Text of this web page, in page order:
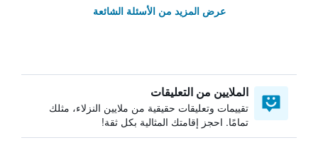
عرض المزيد من الأسئلة الشائعة
الملايين من التعليقات
تقييمات وتعليقات حقيقية من ملايين النزلاء، مثلك
تمامًا. احجز إقامتك المثالية بكل ثقة!